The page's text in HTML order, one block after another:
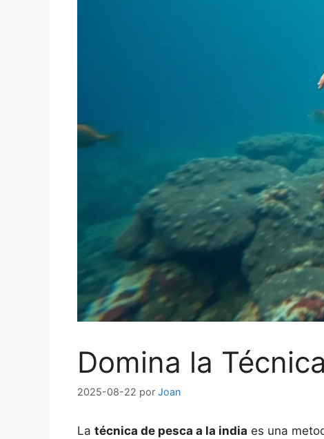
Domina la
2025-08-22 por Joan
La técnica de pesca a la india es una